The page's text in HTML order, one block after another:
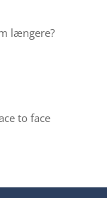
længere?
to face